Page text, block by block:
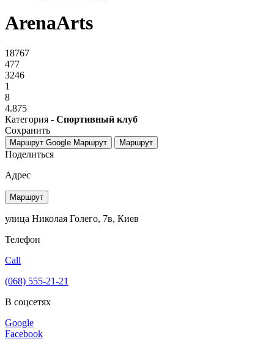
ArenaArts
18767
477
3246
1
8
4.875
Категория - Спортивный клуб
Сохранить
Маршрут Google Маршрут Маршрут
Поделиться
Адрес
Маршрут
улица Николая Голего, 7в, Киев
Телефон
Call
(068) 555-21-21
В соцсетях
Google
Facebook